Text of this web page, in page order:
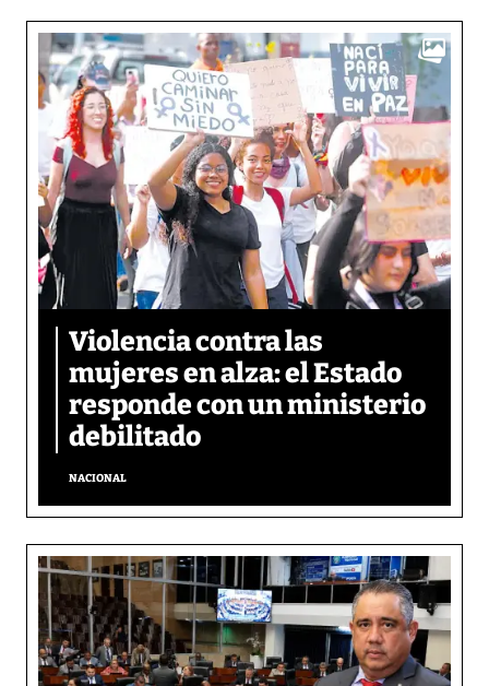
Violencia contra las
mujeres en alza: el Estado
responde con un ministerio
debilitado
NACIONAL